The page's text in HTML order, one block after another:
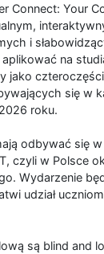
Connect: Your
i
na
jako
się w
roku.
odbywać się
czyli w Polsce
Wydarzenie
udział
są blind and